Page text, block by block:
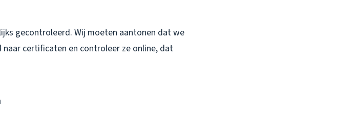
gecontroleerd. Wij moeten aantonen dat we
naar certificaten en controleer ze online, dat